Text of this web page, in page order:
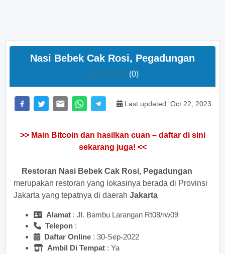
Nasi Bebek Cak Rosi, Pegadungan
(0)
Last updated: Oct 22, 2023
>> Main Bitcoin dan hasilkan cuan – daftar di sini
sekarang juga! <<
Restoran Nasi Bebek Cak Rosi, Pegadungan
merupakan restoran yang lokasinya berada di Provinsi
Jakarta yang tepatnya di daerah Jakarta
Alamat : Jl. Bambu Larangan Rt08/rw09
Telepon :
Daftar Online : 30-Sep-2022
Ambil Di Tempat : Ya